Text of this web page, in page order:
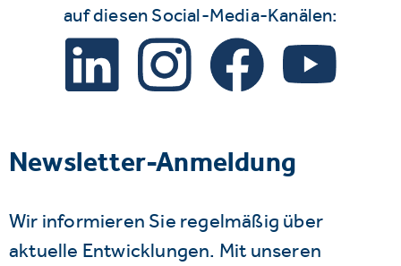
auf diesen Social-Media-Kanälen:
Newsletter-Anmeldung
Wir informieren Sie regelmäßig über
aktuelle Entwicklungen. Mit unseren